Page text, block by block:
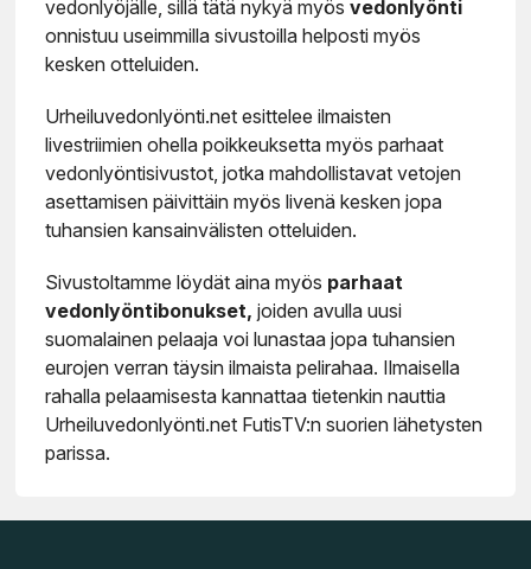
vedonlyöjälle, sillä tätä nykyä myösvedonlyönti
onnistuu useimmilla sivustoilla helposti myös
kesken otteluiden.
Urheiluvedonlyönti.net esittelee ilmaisten
livestriimien ohella poikkeuksetta myös parhaat
vedonlyöntisivustot, jotka mahdollistavat vetojen
asettamisen päivittäin myös livenä kesken jopa
tuhansien kansainvälisten otteluiden.
Sivustoltamme löydät aina myös parhaat
vedonlyöntibonukset,joiden avulla uusi
suomalainen pelaaja voi lunastaa jopa tuhansien
eurojen verran täysin ilmaista pelirahaa. Ilmaisella
rahalla pelaamisesta kannattaa tietenkin nauttia
Urheiluvedonlyönti.net FutisTV:n suorien lähetysten
parissa.